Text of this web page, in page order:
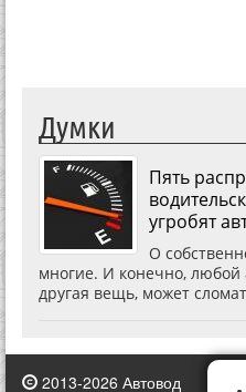
Думки
Пять
угробят
О
многие. И конечно, любой
другая вещь, может
2013-2026 Автовод